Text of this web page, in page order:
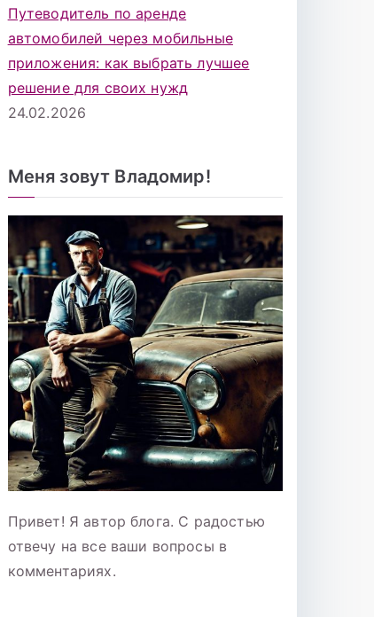
Путеводитель по аренде
автомобилей через мобильные
приложения: как выбрать лучшее
решение для своих нужд
24.02.2026
Меня зовут Владомир!
Привет! Я автор блога. С радостью
отвечу на все ваши вопросы в
комментариях.